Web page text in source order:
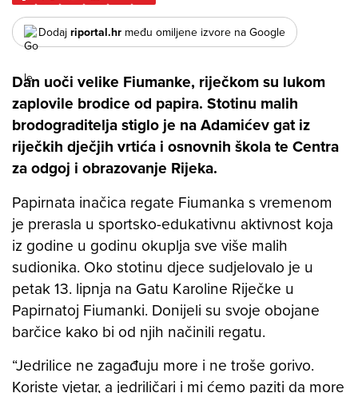
Dodaj riportal.hr među omiljene izvore na Google
Dan uoči velike Fiumanke, riječkom su lukom
zaplovile brodice od papira. Stotinu malih
brodograditelja stiglo je na Adamićev gat iz
riječkih dječjih vrtića i osnovnih škola te Centra
za odgoj i obrazovanje Rijeka.
Papirnata inačica regate Fiumanka s vremenom
je prerasla u sportsko-edukativnu aktivnost koja
iz godine u godinu okuplja sve više malih
sudionika. Oko stotinu djece sudjelovalo je u
petak 13. lipnja na Gatu Karoline Riječke u
Papirnatoj Fiumanki. Donijeli su svoje obojane
barčice kako bi od njih načinili regatu.
“Jedrilice ne zagađuju more i ne troše gorivo.
Koriste vjetar, a jedriličari i mi ćemo paziti da more